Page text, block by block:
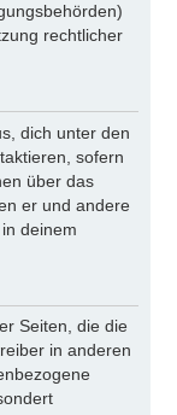
rechtlicher
dich unter den
sofern
über das
er und andere
deinem
Seiten, die die
in anderen